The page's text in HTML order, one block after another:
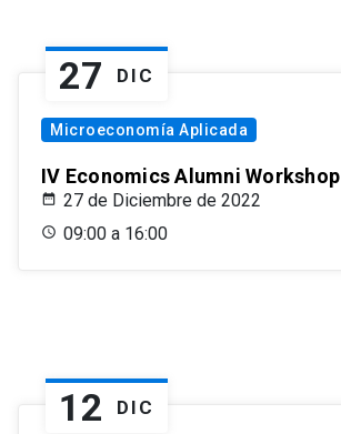
27 DIC
Microeconomía Aplicada
IV Economics Alumni Workshop
27 de Diciembre de 2022
09:00 a 16:00
12 DIC